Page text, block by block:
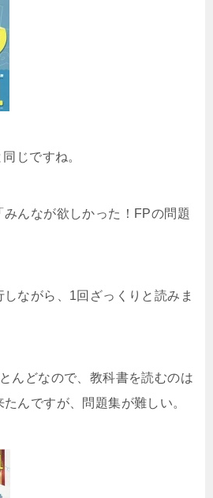
じですね。
みんなが欲しかった！FPの問題
ながら、1回ざっくりと読みま
んどなので、教科書を読むのは
んですが、問題集が難しい。